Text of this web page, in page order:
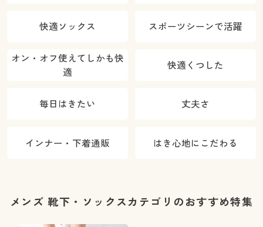
快適ソックス スポーツシーンで活躍
オン・オフ使えてしかも快
適
快適くつした
毎日はきたい 丈夫さ
インナー・下着通販 はき心地にこだわる
メンズ 靴下・ソックスカテゴリのおすすめ特集